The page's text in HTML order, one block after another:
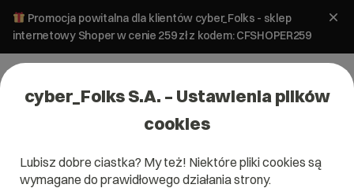
Promocja powitalna dla klientów cyber_Folks - sklep
internetowy Shoper w cenie 259 zł z kodem: CFSHOPER259
cyber_Folks S.A. – Ustawienia plików
cookies
Lubisz dobre ciastka? My też! Niektóre pliki cookies są
wymagane do prawidłowego działania strony.